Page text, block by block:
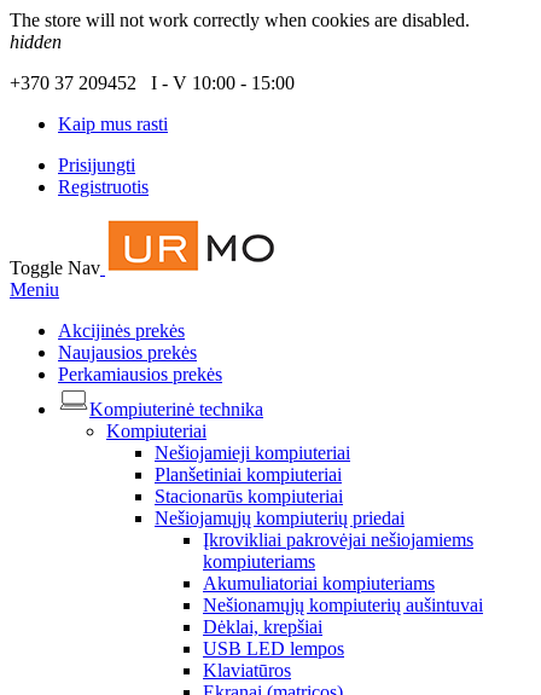
The store will not work correctly when cookies are disabled.
hidden
+370 37 209452 I - V 10:00 - 15:00
Kaip mus rasti
Prisijungti
Registruotis
Toggle Nav
Meniu
Akcijinės prekės
Naujausios prekės
Perkamiausios prekės
Kompiuterinė technika
Kompiuteriai
Nešiojamieji kompiuteriai
Planšetiniai kompiuteriai
Stacionarūs kompiuteriai
Nešiojamųjų kompiuterių priedai
Įkrovikliai pakrovėjai nešiojamiems
kompiuteriams
Akumuliatoriai kompiuteriams
Nešionamųjų kompiuterių aušintuvai
Dėklai, krepšiai
USB LED lempos
Klaviatūros